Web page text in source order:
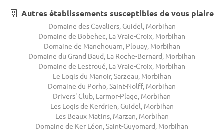
Autres établissements susceptibles de vous plaire
Domaine des Cavaliers, Guidel, Morbihan
Domaine de Bobehec, La Vraie-Croix, Morbihan
Domaine de Manehouarn, Plouay, Morbihan
Domaine du Grand Baud, La Roche-Bernard, Morbihan
Domaine de Lestroué, La Vraie-Croix, Morbihan
Le Logis du Manoir, Sarzeau, Morbihan
Domaine du Porho, Saint-Nolff, Morbihan
Drivers' Club, Larmor-Plage, Morbihan
Les Logis de Kerdrien, Guidel, Morbihan
Les Beaux Matins, Marzan, Morbihan
Domaine de Ker Léon, Saint-Guyomard, Morbihan